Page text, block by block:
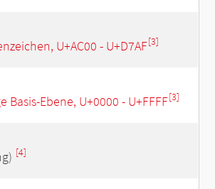
U+AC00 - U+D7AF[3]
Basis-Ebene, U+0000 - U+FFFF[3]
[4]